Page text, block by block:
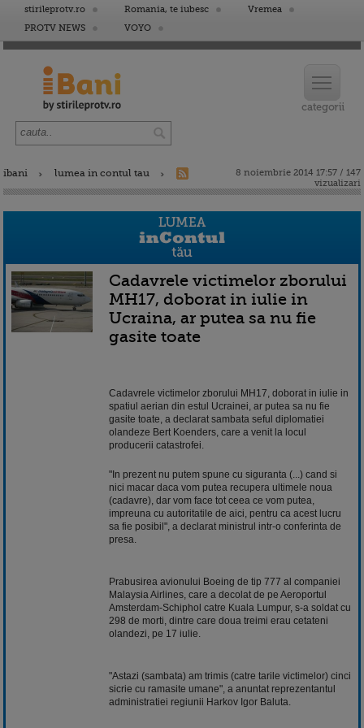
stirileprotv.ro Romania, te iubesc
Vremea
PROTV NEWS
VOYO
ibani lumea in contul tau
8 noiembrie 2014 17:57 / 147
vizualizari
Cadavrele victimelor zborului
MH17, doborat in iulie in
Ucraina, ar putea sa nu fie
gasite toate
Cadavrele victimelor zborului MH17, doborat in iulie in
spatiul aerian din estul Ucrainei, ar putea sa nu fie
gasite toate, a declarat sambata seful diplomatiei
olandeze Bert Koenders, care a venit la locul
producerii catastrofei.
"In prezent nu putem spune cu siguranta (...) cand si
nici macar daca vom putea recupera ultimele noua
(cadavre), dar vom face tot ceea ce vom putea,
impreuna cu autoritatile de aici, pentru ca acest lucru
sa fie posibil", a declarat ministrul intr-o conferinta de
presa.
Prabusirea avionului Boeing de tip 777 al companiei
Malaysia Airlines, care a decolat de pe Aeroportul
Amsterdam-Schiphol catre Kuala Lumpur, s-a soldat cu
298 de morti, dintre care doua treimi erau cetateni
olandezi, pe 17 iulie.
"Astazi (sambata) am trimis (catre tarile victimelor) cinci
sicrie cu ramasite umane", a anuntat reprezentantul
administratiei regiunii Harkov Igor Baluta.